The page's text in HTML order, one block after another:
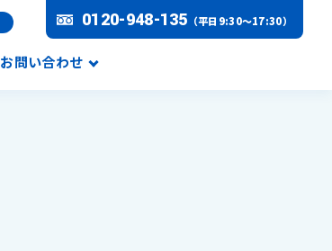
お問い合わせ
0120-948-135 （平日9:30～17:30）